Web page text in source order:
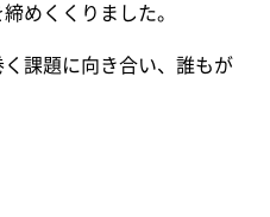
めくくりました。
課題に向き合い、誰もが